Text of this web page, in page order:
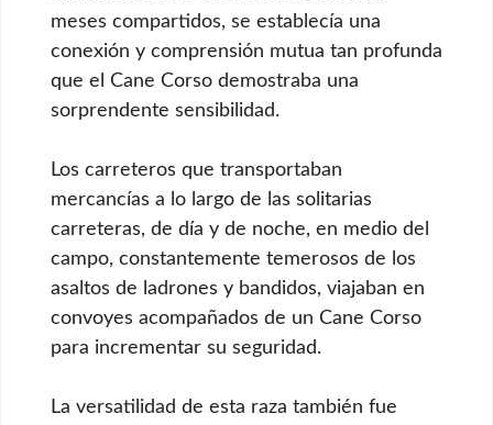
meses compartidos, se establecía una
conexión y comprensión mutua tan profunda
que el Cane Corso demostraba una
sorprendente sensibilidad.
Los carreteros que transportaban
mercancías a lo largo de las solitarias
carreteras, de día y de noche, en medio del
campo, constantemente temerosos de los
asaltos de ladrones y bandidos, viajaban en
convoyes acompañados de un Cane Corso
para incrementar su seguridad.
La versatilidad de esta raza también fue